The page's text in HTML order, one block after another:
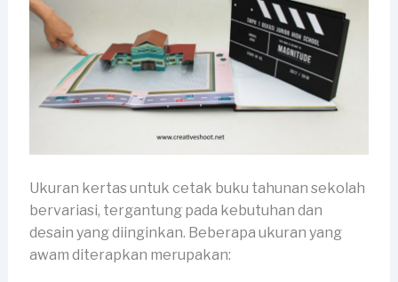
Ukuran kertas untuk cetak buku tahunan sekolah
bervariasi, tergantung pada kebutuhan dan
desain yang diinginkan. Beberapa ukuran yang
awam diterapkan merupakan: